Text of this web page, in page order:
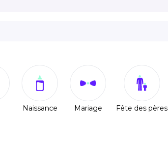
Naissance Mariage Fête des pères